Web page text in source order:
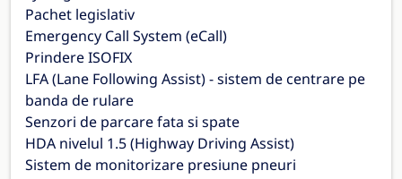
Pachet legislativ
Emergency Call System (eCall)
Prindere ISOFIX
LFA (Lane Following Assist) - sistem de centrare pe
banda de rulare
Senzori de parcare fata si spate
HDA nivelul 1.5 (Highway Driving Assist)
Sistem de monitorizare presiune pneuri